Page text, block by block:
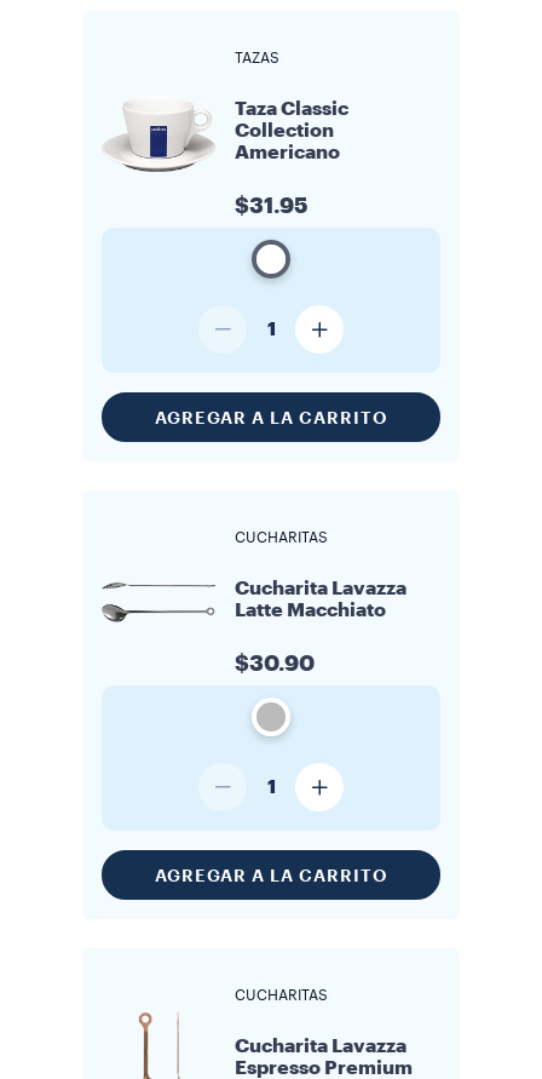
TAZAS
Taza Classic
Collection
Americano
$31.95
1
AGREGAR A LA CARRITO
CUCHARITAS
Cucharita Lavazza
Latte Macchiato
$30.90
1
AGREGAR A LA CARRITO
CUCHARITAS
Cucharita Lavazza
Espresso Premium